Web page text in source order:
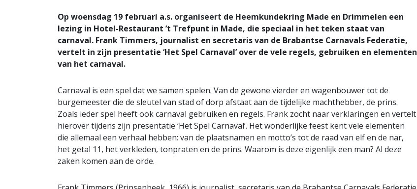
Op woensdag 19 februari a.s. organiseert de Heemkundekring Made en Drimmelen een
lezing in Hotel-Restaurant ’t Trefpunt in Made, die speciaal in het teken staat van
carnaval. Frank Timmers, journalist en secretaris van de Brabantse Carnavals Federatie,
vertelt in zijn presentatie ‘Het Spel Carnaval’ over de vele regels, gebruiken en elementen
van het carnaval.
Carnaval is een spel dat we samen spelen. Van de gewone vierder en wagenbouwer tot de
burgemeester die de sleutel van stad of dorp afstaat aan de tijdelijke machthebber, de prins.
Zoals ieder spel heeft ook carnaval gebruiken en regels. Frank zocht naar verklaringen en vertelt
hierover tijdens zijn presentatie ‘Het Spel Carnaval’. Het wonderlijke feest kent vele elementen
die allemaal een verhaal hebben: van de plaatsnamen en motto’s tot de raad van elf en de nar,
het getal 11, het verkleden, tonpraten en de prins. Waarom is deze eigenlijk een man? Al deze
zaken komen aan de orde.